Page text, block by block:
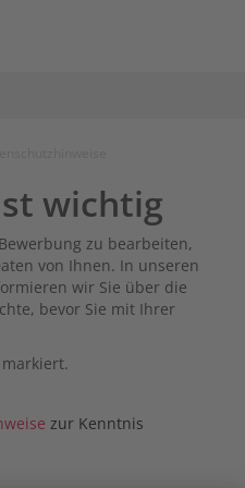
wichtig
zu bearbeiten,
von Ihnen. In unseren
wir Sie über die
bevor Sie mit Ihrer
zur Kenntnis